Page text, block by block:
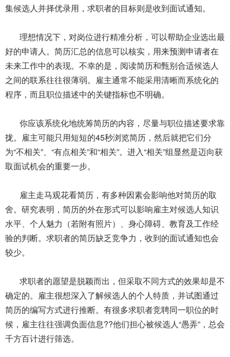
集候选人并择优录用，求职者的目标则是收到面试通知。
理想情况下，对岗位进行精准分析，可以帮助企业选出最
好的申请人。简历汇总的信息可以核实，用来预测申请者在
未来工作中的表现。不幸的是，阅读简历和甄别合适候选人
之间的联系往往很薄弱。雇主通常不能采用清晰而系统化的
程序，而且职位描述中的关键指标也不明确。
你应该系统化地统筹简历的内容，尽量与职位描述要求靠
拢。雇主可能只用短短的45秒浏览简历，然后就把它们分
为“不相关”、“有点相关”和“相关”。进入“相关”组显然是迈向获
取面试机会的重要一步。
雇主走马观花看简历，有多种因素会影响他对简历的取
舍。研究表明，简历的外在形式可以影响雇主对候选人知识
水平、个人魅力（若附有照片）、身心障碍、教育及工作经
验的判断。求职者的简历缺乏竞争力，收到的面试通知也会
较少。
求职者的愿望是脱颖而出，但采取不同方式的效果却是不
确定的。雇主很想深入了解候选人的个人特质，并试图通过
简历的编写方式进行推断。有很多求职者竞聘同一职位的时
候，雇主往往强调负面信息??他们担心被候选人“愚弄”，总会
千方百计进行筛选。